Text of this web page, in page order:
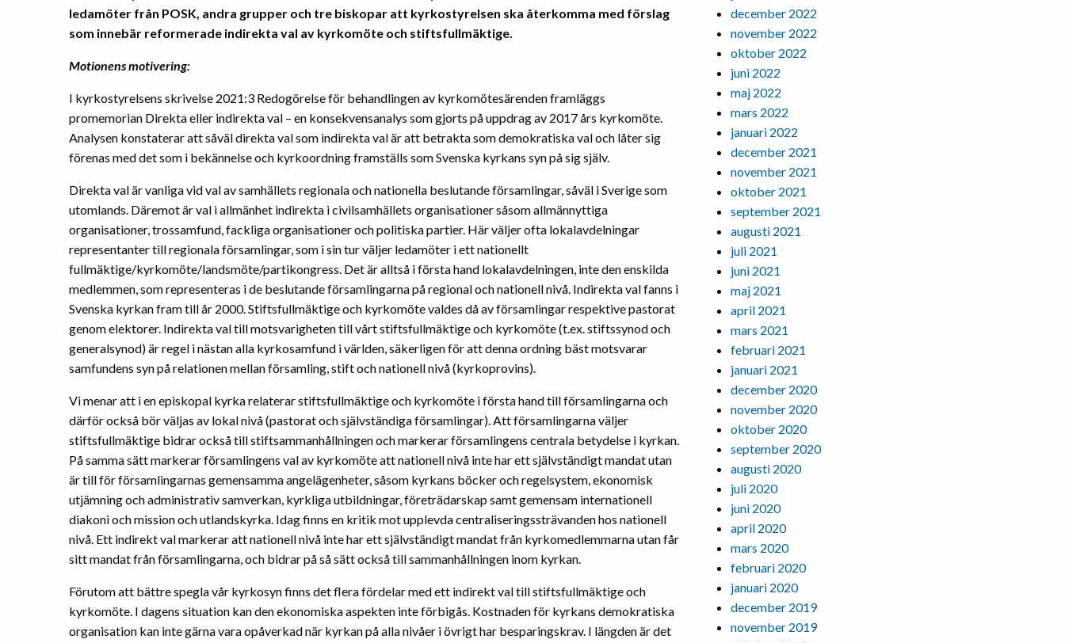
ledamöter från POSK, andra grupper och tre biskopar att kyrkostyrelsen ska återkomma med förslag
som innebär reformerade indirekta val av kyrkomöte och stiftsfullmäktige.
Motionens motivering:
I kyrkostyrelsens skrivelse 2021:3 Redogörelse för behandlingen av kyrkomötesärenden framläggs
promemorian Direkta eller indirekta val – en konsekvensanalys som gjorts på uppdrag av 2017 års kyrkomöte.
Analysen konstaterar att såväl direkta val som indirekta val är att betrakta som demokratiska val och låter sig
förenas med det som i bekännelse och kyrkoordning framställs som Svenska kyrkans syn på sig själv.
Direkta val är vanliga vid val av samhällets regionala och nationella beslutande församlingar, såväl i Sverige som
utomlands. Däremot är val i allmänhet indirekta i civilsamhällets organisationer såsom allmännyttiga
organisationer, trossamfund, fackliga organisationer och politiska partier. Här väljer ofta lokalavdelningar
representanter till regionala församlingar, som i sin tur väljer ledamöter i ett nationellt
fullmäktige/kyrkomöte/landsmöte/partikongress. Det är alltså i första hand lokalavdelningen, inte den enskilda
medlemmen, som representeras i de beslutande församlingarna på regional och nationell nivå. Indirekta val fanns i
Svenska kyrkan fram till år 2000. Stiftsfullmäktige och kyrkomöte valdes då av församlingar respektive pastorat
genom elektorer. Indirekta val till motsvarigheten till vårt stiftsfullmäktige och kyrkomöte (t.ex. stiftssynod och
generalsynod) är regel i nästan alla kyrkosamfund i världen, säkerligen för att denna ordning bäst motsvarar
samfundens syn på relationen mellan församling, stift och nationell nivå (kyrkoprovins).
Vi menar att i en episkopal kyrka relaterar stiftsfullmäktige och kyrkomöte i första hand till församlingarna och
därför också bör väljas av lokal nivå (pastorat och självständiga församlingar). Att församlingarna väljer
stiftsfullmäktige bidrar också till stiftsammanhållningen och markerar församlingens centrala betydelse i kyrkan.
På samma sätt markerar församlingens val av kyrkomöte att nationell nivå inte har ett självständigt mandat utan
är till för församlingarnas gemensamma angelägenheter, såsom kyrkans böcker och regelsystem, ekonomisk
utjämning och administrativ samverkan, kyrkliga utbildningar, företrädarskap samt gemensam internationell
diakoni och mission och utlandskyrka. Idag finns en kritik mot upplevda centraliseringssträvanden hos nationell
nivå. Ett indirekt val markerar att nationell nivå inte har ett självständigt mandat från kyrkomedlemmarna utan får
sitt mandat från församlingarna, och bidrar på så sätt också till sammanhållningen inom kyrkan.
Förutom att bättre spegla vår kyrkosyn finns det flera fördelar med ett indirekt val till stiftsfullmäktige och
kyrkomöte. I dagens situation kan den ekonomiska aspekten inte förbigås. Kostnaden för kyrkans demokratiska
organisation kan inte gärna vara opåverkad när kyrkan på alla nivåer i övrigt har besparingskrav. I längden är det
december 2022
november 2022
oktober 2022
juni 2022
maj 2022
mars 2022
januari 2022
december 2021
november 2021
oktober 2021
september 2021
augusti 2021
juli 2021
juni 2021
maj 2021
april 2021
mars 2021
februari 2021
januari 2021
december 2020
november 2020
oktober 2020
september 2020
augusti 2020
juli 2020
juni 2020
april 2020
mars 2020
februari 2020
januari 2020
december 2019
november 2019